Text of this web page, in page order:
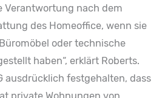
Verantwortung nach dem
des Homeoffice, wenn sie
oder technische
haben“, erklärt Roberts.
ausdrücklich festgehalten, dass